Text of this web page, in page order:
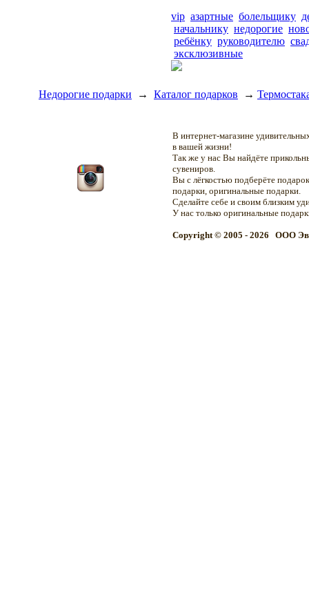
vip азартные болельщику
начальнику недорогие
ребёнку руководителю
эксклюзивные
Недорогие подарки → Каталог подарков →
В интернет-магазине
в вашей жизни!
Так же у нас Вы найдёте
сувениров.
Вы с лёгкостью подберёте
подарки, оригинальные подарки.
Сделайте себе и своим близким
У нас только оригинальные
Copyright © 2005 - 2026 OOO